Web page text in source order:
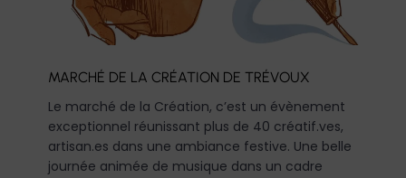
MARCHÉ DE LA CRÉATION DE TRÉVOUX
Le marché de la Création, c’est un évènement
exceptionnel réunissant plus de 40 créatif.ves,
artisan.es dans une ambiance festive. Une belle
journée animée de musique dans un cadre